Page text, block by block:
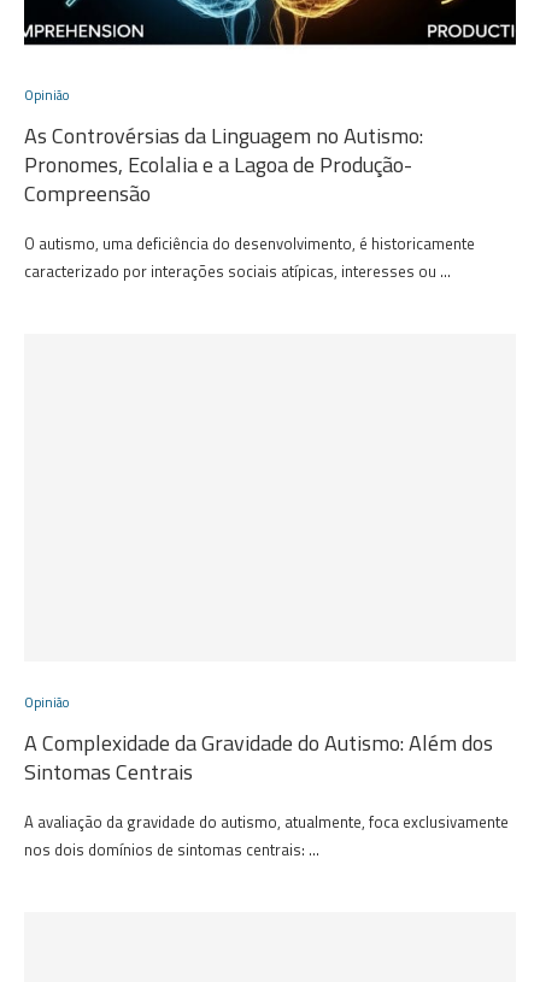
Opinião
As Controvérsias da Linguagem no Autismo:
Pronomes, Ecolalia e a Lagoa de Produção-
Compreensão
O autismo, uma deficiência do desenvolvimento, é historicamente
caracterizado por interações sociais atípicas, interesses ou …
Opinião
A Complexidade da Gravidade do Autismo: Além dos
Sintomas Centrais
A avaliação da gravidade do autismo, atualmente, foca exclusivamente
nos dois domínios de sintomas centrais: …